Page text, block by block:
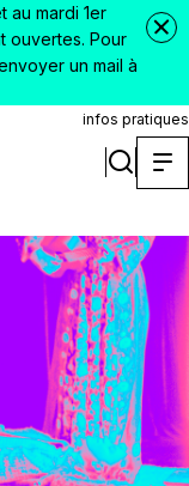
au mardi 1er
ouvertes. Pour
un mail à
infos pratiques